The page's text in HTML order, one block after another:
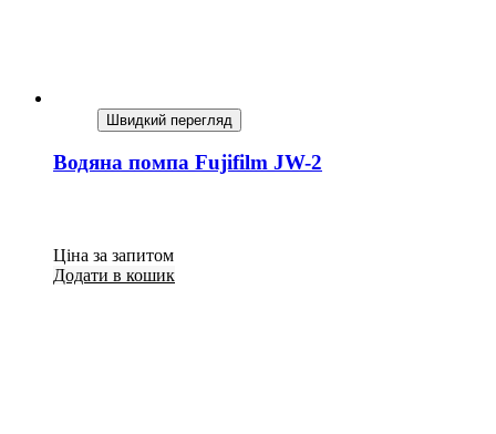
Швидкий перегляд
Водяна помпа Fujifilm JW-2
Ціна за запитом
Додати в кошик